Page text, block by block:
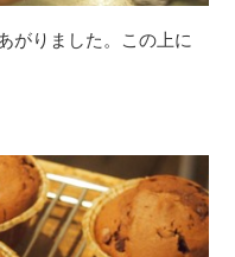
がりました。この上に